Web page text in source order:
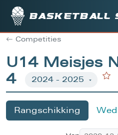
Basketball
Competities
U14 Meisjes
4
Rangschikking